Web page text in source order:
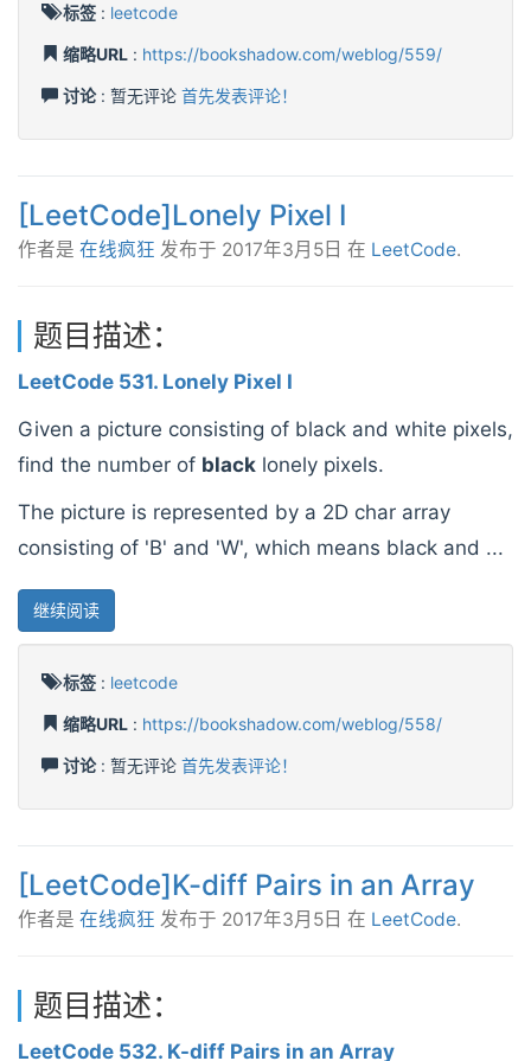
标签 : leetcode
缩略URL : https://bookshadow.com/weblog/559/
讨论: 暂无评论 首先发表评论！
[LeetCode]Lonely Pixel I
作者是 在线疯狂 发布于 2017年3月5日 在 LeetCode.
题目描述：
LeetCode 531. Lonely Pixel I
Given a picture consisting of black and white pixels,
find the number of black lonely pixels.
The picture is represented by a 2D char array
consisting of 'B' and 'W', which means black and ...
继续阅读
标签 : leetcode
缩略URL : https://bookshadow.com/weblog/558/
讨论: 暂无评论 首先发表评论！
[LeetCode]K-diff Pairs in an Array
作者是 在线疯狂 发布于 2017年3月5日 在 LeetCode.
题目描述：
LeetCode 532. K-diff Pairs in an Array